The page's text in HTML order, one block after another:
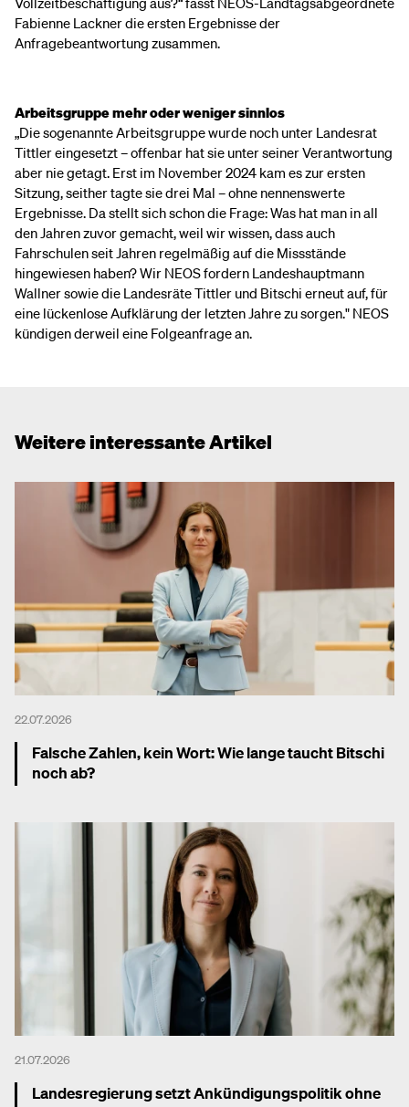
Fabienne Lackner die ersten Ergebnisse der
Anfragebeantwortung zusammen.
Arbeitsgruppe mehr oder weniger sinnlos
„Die sogenannte Arbeitsgruppe wurde noch unter Landesrat
Tittler eingesetzt – offenbar hat sie unter seiner Verantwortung
aber nie getagt. Erst im November 2024 kam es zur ersten
Sitzung, seither tagte sie drei Mal – ohne nennenswerte
Ergebnisse. Da stellt sich schon die Frage: Was hat man in all
den Jahren zuvor gemacht, weil wir wissen, dass auch
Fahrschulen seit Jahren regelmäßig auf die Missstände
hingewiesen haben? Wir NEOS fordern Landeshauptmann
Wallner sowie die Landesräte Tittler und Bitschi erneut auf, für
eine lückenlose Aufklärung der letzten Jahre zu sorgen." NEOS
kündigen derweil eine Folgeanfrage an.
Weitere interessante Artikel
22.07.2026
Falsche Zahlen, kein Wort: Wie lange taucht Bitschi
noch ab?
21.07.2026
Landesregierung setzt Ankündigungspolitik ohne